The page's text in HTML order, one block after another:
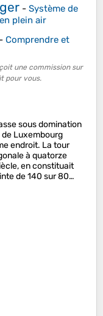
- Système de
plein air
- Comprendre et
une commission sur
pour vous.
sous domination
Luxembourg
endroit. La tour
à quatorze
en constituait
de 140 sur 80…